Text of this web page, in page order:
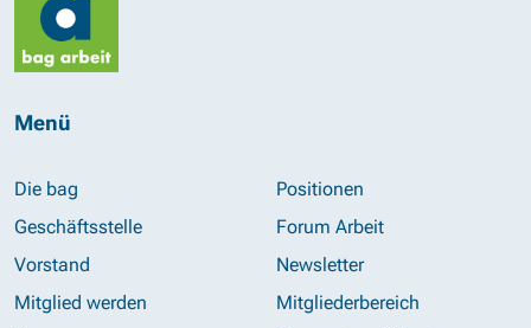
Menü
Die bag
Geschäftsstelle
Vorstand
Mitglied werden
Positionen
Forum Arbeit
Newsletter
Mitgliederbereich